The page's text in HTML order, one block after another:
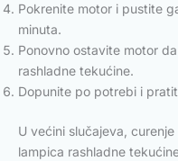
Pokrenite motor i pustite
minuta.
Ponovno ostavite motor
rashladne tekućine.
Dopunite po potrebi i
U većini slučajeva,
lampica rashladne